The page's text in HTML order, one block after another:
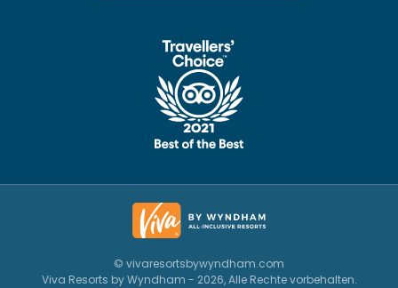
© vivaresortsbywyndham.com
Viva Resorts by Wyndham - 2026, Alle Rechte vorbehalten.